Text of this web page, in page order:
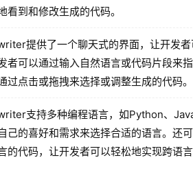
到和修改生成的代码。
提供了一个聊天式的界面，让开发者
者可以通过输入自然语言或代码片段来
过点击或拖拽来选择或调整生成的代码。
支持多种编程语言，如Python、
己的喜好和需求来选择合适的语言。还
的代码，让开发者可以轻松地实现跨语言